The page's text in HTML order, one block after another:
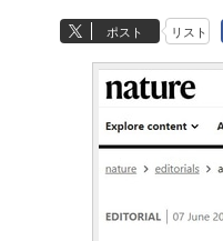
ポスト リスト